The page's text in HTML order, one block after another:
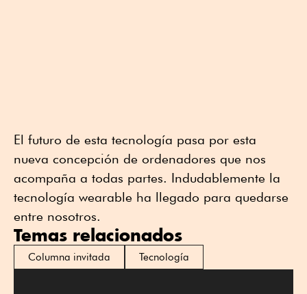
El futuro de esta tecnología pasa por esta
nueva concepción de ordenadores que nos
acompaña a todas partes. Indudablemente la
tecnología wearable ha llegado para quedarse
entre nosotros.
Temas relacionados
Columna invitada Tecnología